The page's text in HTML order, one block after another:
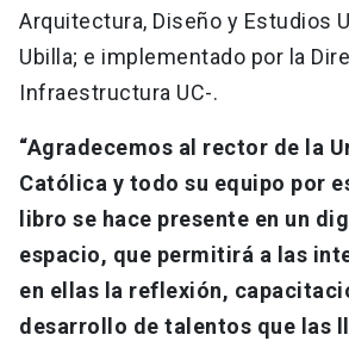
Arquitectura, Diseño y Estudios
Ubilla; e implementado por la
Infraestructura UC-.
“Agradecemos al rector de la
Católica y todo su equipo por
libro se hace presente en un
espacio, que permitirá a las
en ellas la reflexión,
desarrollo de talentos que las